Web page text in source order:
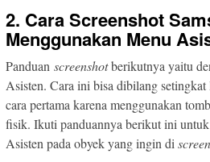
2. Cara Screenshot
Menggunakan Menu
Panduan screenshotberikutnya yaitu
Asisten. Cara ini bisa dibilang
cara pertama karena menggunakan
fisik. Ikuti panduannya berikut ini
Asisten pada obyek yang ingin di